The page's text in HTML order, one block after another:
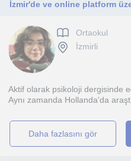
Ortaokul
İzmirli
Aktif olarak psikoloji dergisinde
Aynı zamanda Hollanda'da
daha fazlasını gör